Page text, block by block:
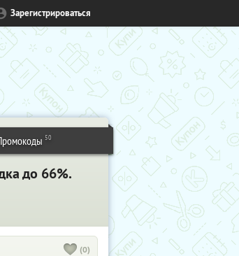
Зарегистрироваться
50
до 66%.
(0)